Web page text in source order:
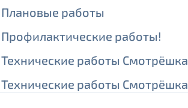
Плановые работы
Профилактические работы!
Технические работы Смотрёшка
Технические работы Смотрёшка
IP адрес -
реквизитов.
услуги.
в течение трех календарных